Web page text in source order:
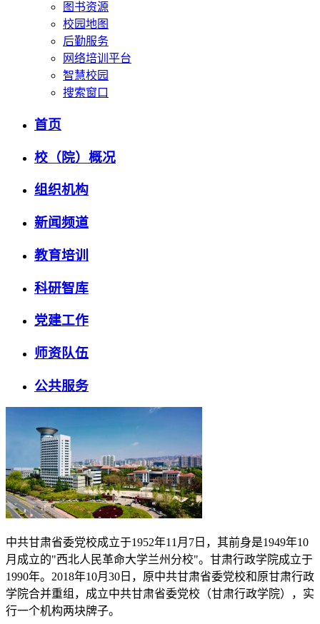
图书资源
校园地图
后勤服务
网络培训平台
智慧校园
搜索窗口
首页
校（院）概况
组织机构
新闻频道
教育培训
科研智库
党建工作
师资队伍
公共服务
中共甘肃省委党校成立于1952年11月 7 日，其前身是1949年10
月成立的"西北人民革命大学兰州分校"。甘肃行政学院成立于
1990年。 2018年10月 30 日，原中共甘肃省委党校和原甘肃行政
学院合并重组，成立中共甘肃省委党校（甘肃行政学院），实
行一个机构两块牌子。